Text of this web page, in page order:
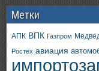
Метки
АПК ВПК Газпром
Ростех авиация